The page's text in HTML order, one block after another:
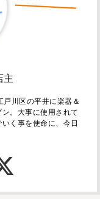
主
川区の平井に楽器＆
。大事に使用されて
く事を使命に、今日